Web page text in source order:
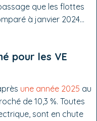
que les flottes
à janvier 2024…
pour les VE
une année 2025 au
de 10,3 %. Toutes
sont en chute